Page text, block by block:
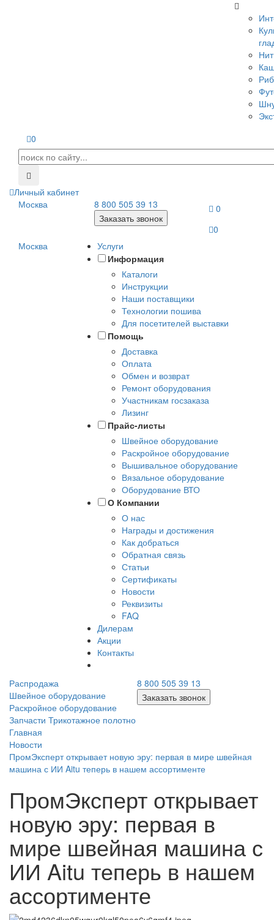
0
Личный кабинет
Москва
8 800 505 39 13
Заказать звонок
0
0
Москва
Услуги
Информация
Каталоги
Инструкции
Наши поставщики
Технологии пошива
Для посетителей выставки
Помощь
Доставка
Оплата
Обмен и возврат
Ремонт оборудования
Участникам госзаказа
Лизинг
Прайс-листы
Швейное оборудование
Раскройное оборудование
Вышивальное оборудование
Вязальное оборудование
Оборудование ВТО
О Компании
О нас
Награды и достижения
Как добраться
Обратная связь
Статьи
Сертификаты
Новости
Реквизиты
FAQ
Дилерам
Акции
Контакты
Распродажа
Швейное оборудование
Раскройное оборудование
Запчасти Трикотажное полотно
8 800 505 39 13
Заказать звонок
Главная
Новости
ПромЭксперт открывает новую эру: первая в мире швейная
машина с ИИ Aitu теперь в нашем ассортименте
ПромЭксперт открывает
новую эру: первая в
мире швейная машина с
ИИ Aitu теперь в нашем
ассортименте